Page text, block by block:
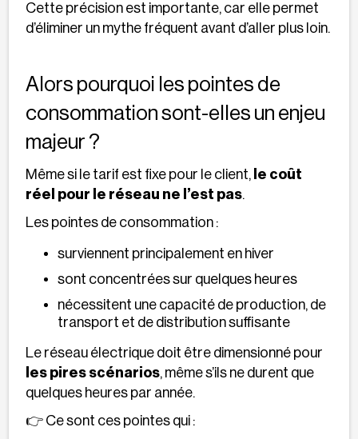
Cette précision est importante, car elle permet
d’éliminer un mythe fréquent avant d’aller plus loin.
Alors pourquoi les pointes de
consommation sont-elles un enjeu
majeur ?
Même si le tarif est fixe pour le client, le coût
réel pour le réseau ne l’est pas.
Les pointes de consommation :
surviennent principalement en hiver
sont concentrées sur quelques heures
nécessitent une capacité de production, de
transport et de distribution suffisante
Le réseau électrique doit être dimensionné pour
les pires scénarios, même s’ils ne durent que
quelques heures par année.
👉 Ce sont ces pointes qui :